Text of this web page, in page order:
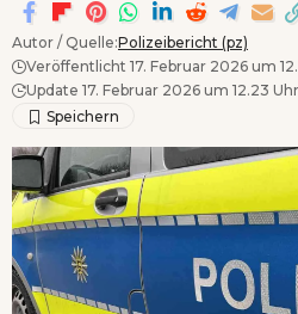
Autor / Quelle:Polizeibericht (pz)
Veröffentlicht 17. Februar 2026 um
Update 17. Februar 2026 um 12.23 Uhr